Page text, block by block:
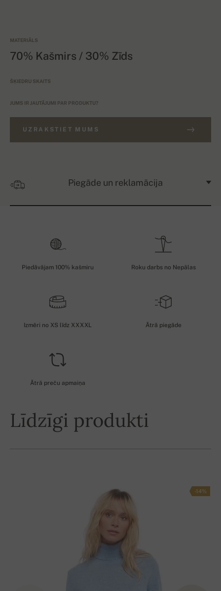
MATERIĀLS
70% Kašmirs / 30% Zīds
ŠĶIEDRU SKAITS
JUMS IR JAUTĀJUMI PAR PRODUKTU?
UZRAKSTIET MUMS
Piegāde un reklamācija
Piedāvājam 100% kašmiru Roku darbs no Nepālas
Izmēri no XS līdz XXXXL Ātrā piegāde
Ātrā preču apmaiņa
Līdzīgi produkti
-14%